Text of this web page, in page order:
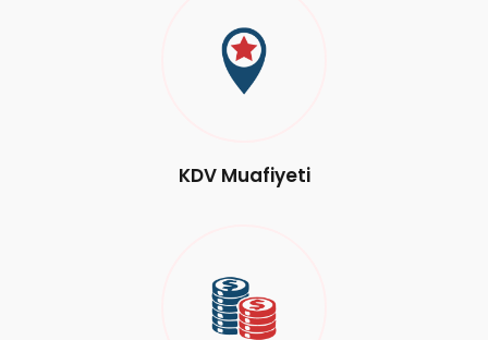
KDV Muafiyeti